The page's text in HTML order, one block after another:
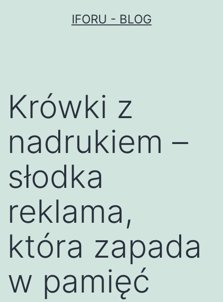
IFORU - BLOG
Krówki z
nadrukiem –
słodka
reklama,
która zapada
w pamięć